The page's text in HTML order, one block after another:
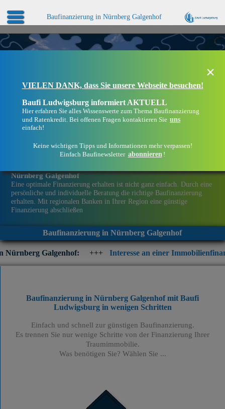
Baufinanzierung in Nürnberg Galgenhof
Nürnberg Galgenhof
Eine optimale Finanzierung erhalten ist nicht ganz einfach. Durch eine
persönliche und individuelle Beratung die richtige Baufinanzierung
erhalten. Mit regionalen Banken in Ihrer Region eine günstige
Finanzierung abschließen
Baufinanzierung in Nürnberg Galgenhof
+++ Interesse an einer Immobilienfinanzierung?
×
VIELEN DANK, dass Sie unsere Webseite besuchen!
Baufi Ludwigsburg informiert AKTUELL
Hier erfahren Sie alles Wissenswerte zum Thema Baufinanzierung
und Ratenkredit. Bei offenen Fragen kontaktieren Sie uns
einfach!
Keine wichtigen Tipps und Informationen mehr verpassen!
Einfach Baufinewsletter abonnieren !
Baufinanzierung in Nürnberg Galgenhof mit Baufi
Ludwigsburgin wenigen Schritten
Einfach und schnell zur günstigen Baufinanzierung.
Es trennen Sie nur wenige Schritte von der Finanzierung Ihrer
Traumimmobilie.
Was benötigen Sie? Wählen Sie ...